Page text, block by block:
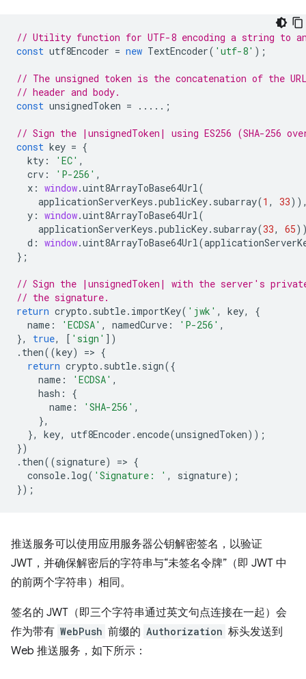
// Utility function for UTF-8 encoding a string to
const utf8Encoder = new TextEncoder( 'utf-8' );
// The unsigned token is the concatenation of the
// header and body.
const unsignedToken = .....;
// Sign the |unsignedToken| using ES256 (SHA-256
const key = {
kty : 'EC' ,
crv : 'P-256' ,
x : window.uint8ArrayToBase64Url(
applicationServerKeys .publicKey. subarray(1 , 33
y : window.uint8ArrayToBase64Url(
applicationServerKeys .publicKey. subarray(33, 65
d : window.uint8ArrayToBase64Url(
};
// Sign the |unsignedToken| with the server's
// the signature.
return crypto . subtle. importKey( 'jwk' , key,
{
name : 'ECDSA' , namedCurve : 'P-256' ,
},
true, [ 'sign' ])
. then((key) => {
return crypto . subtle. sign({
name : 'ECDSA' ,
hash :
{
name : 'SHA-256' ,
},
},
key, utf8Encoder . encode(unsignedToken));
})
. then((signature) => {
console. log( 'Signature: ' , signature);
});
推送服务可以使用应用服务器公钥解密签名，以验证
JWT，并确保解密后的字符串与“未签名令牌”（即 JWT 中
的前两个字符串）相同。
签名的 JWT（即三个字符串通过英文句点连接在一起）会
作为带有 WebPush 前缀的 Authorization 标头发送到
Web 推送服务，如下所示：